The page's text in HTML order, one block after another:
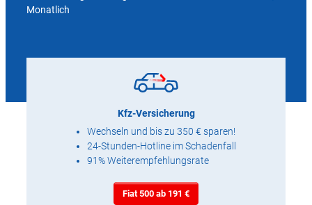
Monatlich
Kfz-Versicherung
Wechseln und bis zu 350 € sparen!
24-Stunden-Hotline im Schadenfall
91% Weiterempfehlungsrate
Fiat 500 ab 191 €